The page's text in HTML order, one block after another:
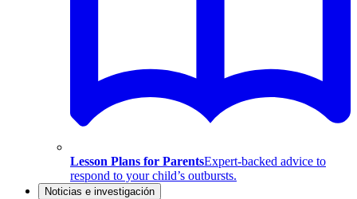
Lesson Plans for ParentsExpert-backed advice to
respond to your child’s outbursts.
Noticias e investigación